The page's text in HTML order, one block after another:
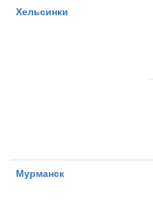
Хельсинки
Мурманск